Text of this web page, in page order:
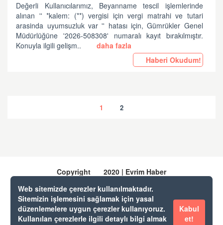
Web sitemizde çerezler kullanılmaktadır.
Sitemizin işlemesini sağlamak için yasal
düzenlemelere uygun çerezler kullanıyoruz.
Kullanılan çerezlerle ilgili detaylı bilgi almak
Kabul
et!
Değerli Kullanıcılarımız, Beyanname tescil işlemlerinde
alınan '' *kalem: (**) vergisi için vergi matrahi ve tutari
arasinda uyumsuzluk var '' hatası için, Gümrükler Genel
Müdürlüğüne '2026-508308' numaralı kayıt bırakılmıştır.
Konuyla ilgili gelişm..
daha fazla
Haberi Okudum!
1 2
Copyright 2020 | Evrim Haber
Evrim Yazılım & Danışmanlık
Evrim Destek